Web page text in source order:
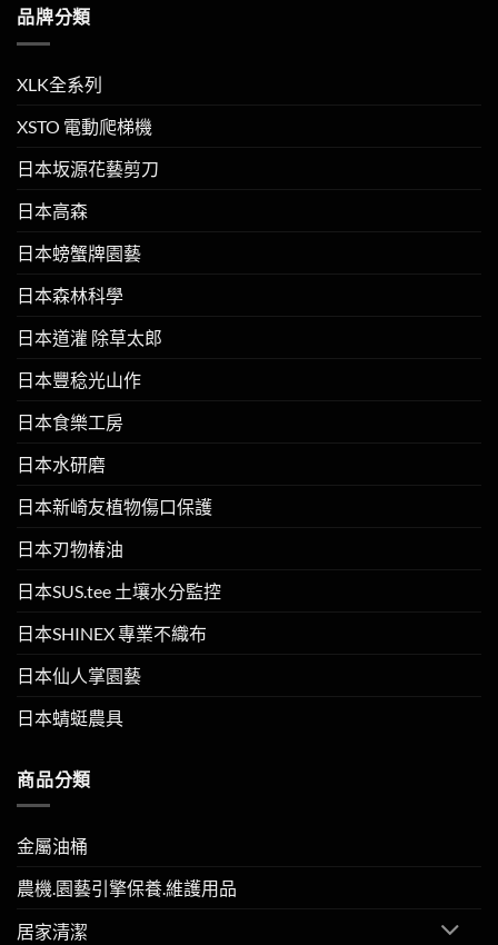
品牌分類
XLK全系列
XSTO 電動爬梯機
日本坂源花藝剪刀
日本高森
日本螃蟹牌園藝
日本森林科學
日本道灌 除草太郎
日本豐稔光山作
日本食樂工房
日本水研磨
日本新崎友植物傷口保護
日本刃物椿油
日本SUS.tee 土壤水分監控
日本SHINEX 專業不織布
日本仙人掌園藝
日本蜻蜓農具
商品分類
金屬油桶
農機.園藝引擎保養.維護用品
居家清潔